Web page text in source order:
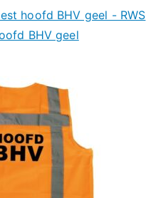
hoofd BHV geel - RWS
BHV geel